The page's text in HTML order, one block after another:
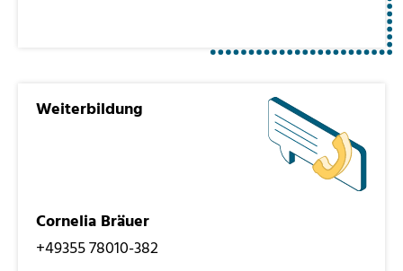
Weiterbildung
Cornelia Bräuer
+49355 78010-382